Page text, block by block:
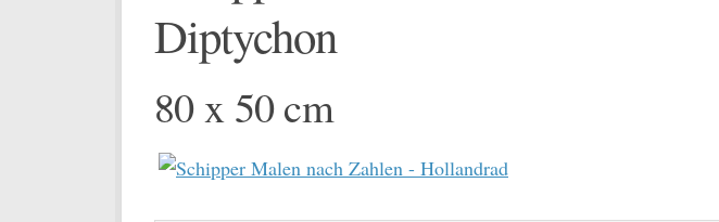
Diptychon
80 x 50 cm